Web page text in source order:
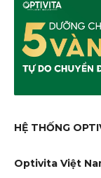
HỆ THỐNG
Optivita Việt